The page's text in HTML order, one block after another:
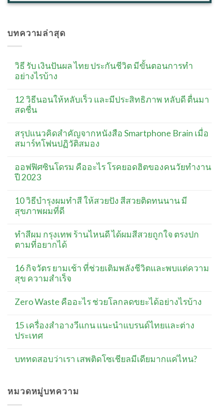
บทความล่าสุด
วิธี รับ เงินปันผล ไทย ประกันชีวิต มีขั้นตอนการทำ
อย่างไรบ้าง
12 วิธีนอนให้หลับเร็ว และมีประสิทธิภาพ หลับดี ตื่นมา
สดชื่น
สรุปแนวคิดสำคัญจากหนังสือ Smartphone Brain เมื่อ
สมาร์ทโฟนปฏิวัติสมอง
ออฟฟิศซินโดรม คืออะไร โรคยอดฮิตของคนวัยทำงาน
ปี 2023
10 วิธีบำรุงผมทำสี ให้สวยปัง สีสวยติดทนนาน มี
สุขภาพผมที่ดี
ทำสีผม กรุงเทพ ร้านไหนดี ได้ผมสีสวยถูกใจ ตรงปก
ตามที่อยากได้
16 กิจวัตร ยามเช้า ที่ช่วยเติมพลังชีวิตและพบแต่ความ
สุข ความสำเร็จ
Zero Waste คืออะไร ช่วยโลกลดขยะได้อย่างไรบ้าง
15 เครื่องสำอางวีแกน แนะนำแบรนด์ไทยและต่าง
ประเทศ
บททดสอบว่าเรา เสพติดโซเชียลมีเดียมากแค่ไหน?
หมวดหมู่บทความ